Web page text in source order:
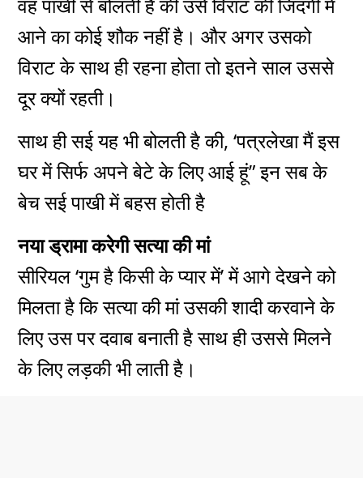
वह पाखी से बोलती है की उसे विराट की जिंदगी में
आने का कोई शौक नहीं है। और अगर उसको
विराट के साथ ही रहना होता तो इतने साल उससे
दूर क्यों रहती।
साथ ही सई यह भी बोलती है की, ‘पत्रलेखा मैं इस
घर में सिर्फ अपने बेटे के लिए आई हूं” इन सब के
बेच सई पाखी में बहस होती है
नया ड्रामा करेगी सत्या की मां
सीरियल ‘गुम है किसी के प्यार में’ में आगे देखने को
मिलता है कि सत्या की मां उसकी शादी करवाने के
लिए उस पर दवाब बनाती है साथ ही उससे मिलने
के लिए लड़की भी लाती है।